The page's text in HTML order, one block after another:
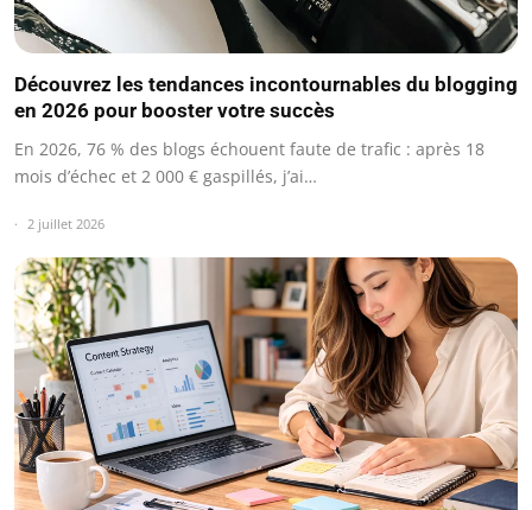
Découvrez les tendances incontournables du blogging
en 2026 pour booster votre succès
En 2026, 76 % des blogs échouent faute de trafic : après 18
mois d’échec et 2 000 € gaspillés, j’ai…
2 juillet 2026